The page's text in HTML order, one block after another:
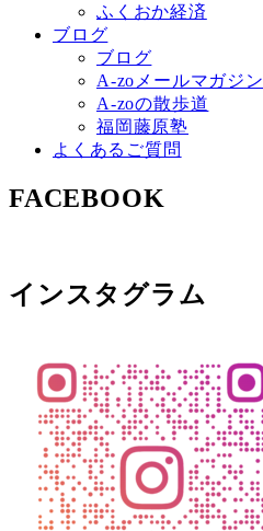
ふくおか経済
ブログ
ブログ
A-zoメールマガジン
A-zoの散歩道
福岡藤原塾
よくあるご質問
FACEBOOK
インスタグラム